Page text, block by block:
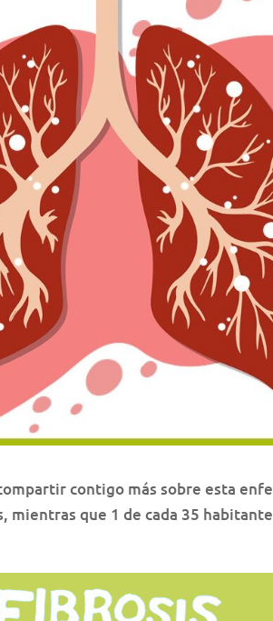
contigo más sobre esta
mientras que 1 de cada 35